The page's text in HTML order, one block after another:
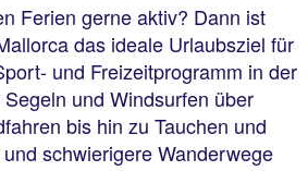
Ferien gerne aktiv? Dann ist
das ideale Urlaubsziel für
und Freizeitprogramm in der
und Windsurfen über
bis hin zu Tauchen und
schwierigere Wanderwege